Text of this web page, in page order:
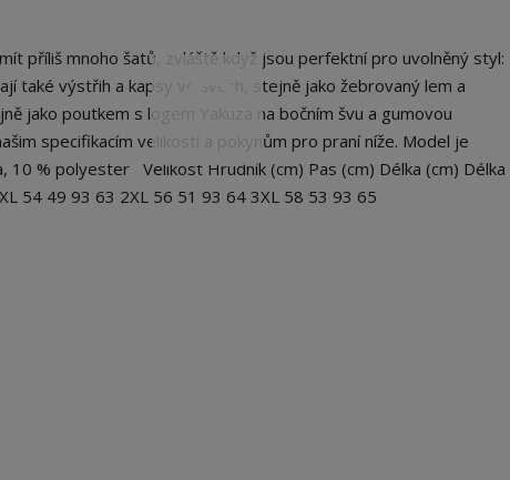
příliš mnoho šatů, zvláště když jsou perfektní pro uvolněný styl:
také výstřih a kapsy ve švech, stejně jako žebrovaný lem a
jako poutkem s logem Yakuza na bočním švu a gumovou
specifikacím velikostí a pokynům pro praní níže. Model je
10 % polyester Velikost Hrudník (cm) Pas (cm) Délka (cm) Délka
54 49 93 63 2XL 56 51 93 64 3XL 58 53 93 65